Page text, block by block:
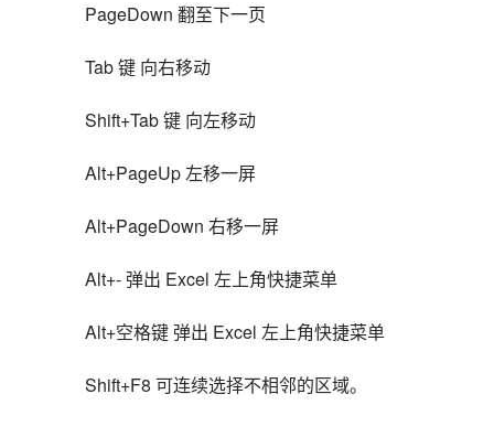
PageDown 翻至下一页
Tab 键 向右移动
Shift+Tab 键 向左移动
Alt+PageUp 左移一屏
Alt+PageDown 右移一屏
Alt+- 弹出 Excel 左上角快捷菜单
Alt+空格键 弹出 Excel 左上角快捷菜单
Shift+F8 可连续选择不相邻的区域。